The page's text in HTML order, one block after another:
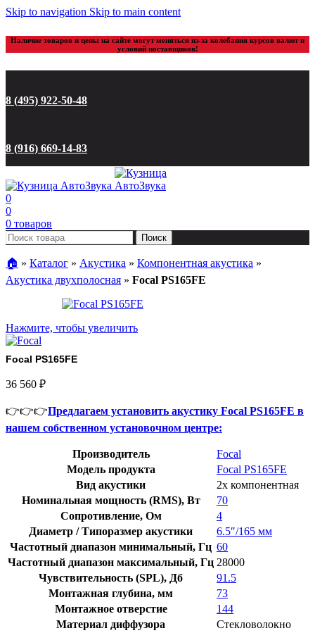
Skip to navigation Skip to main content
Наличие товаров и цены на сайте могут меняться из-за колебания курсов валют и
условий поставщиков!
8 (495) 922-50-48
8 (916) 669-14-83
0
0
0 товаров
Поиск
🏠︎ » Каталог » Акустика » Компонентная акустика »
Акустика двухполосная » Focal PS165FE
Нажмите, чтобы увеличить
Focal PS165FE
36 560 ₽
👉👉👉Предлагаем установить акустику Focal PS165FE в
нашем собственном установочном центре:
Производитель
Focal
Модель продукта
Focal PS165FE
Вид акустики
2х компонентная
Номинальная мощность (RMS), Вт
70
Сопротивление, Ом
4
Диаметр / Типоразмер акустики
6.5″/165 мм
Частотный диапазон минимальный, Гц 60
Частотный диапазон максимальный, Гц 28000
Чувствительность (SPL), Дб
91.5
Монтажная глубина, мм
73
Монтажное отверстие
144
Материал диффузора
Стекловолокно